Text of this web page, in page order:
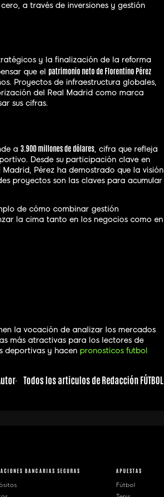
a través de inversiones y gestión
y la finalización de la reforma
que el patrimonio neto de Florentino Pérez
Proyectos de infraestructura globales,
del Real Madrid como marca
sus cifras.
a 3.900 millones de dólares, cifra que refleja
Desde su participación clave en
Pérez ha demostrado que la visión
proyectos son las claves para acumular
de cómo combinar gestión
la cima tanto en los negocios como en
la vocación de analizar los mercados
más atractivas para los lectores de
deportivas y hacen pronosticos futbol
Todos los articulos de Redacción FÚTBOL
BANCARIAS SEGURAS APUESTAS
Fútbol